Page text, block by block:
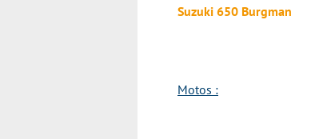
Suzuki 650 Burgman
Motos :